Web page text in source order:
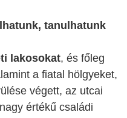
tanulhatunk
lakosokat, és főleg
a fiatal hölgyeket,
végett, az utcai
értékű családi